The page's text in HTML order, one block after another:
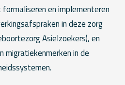
en implementeren
in deze zorg
Asielzoekers), en
in de